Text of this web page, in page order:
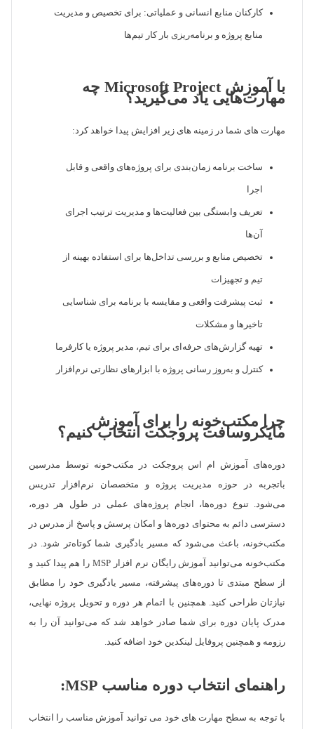
کارکنان منابع انسانی و عملیاتی: برای تخصیص و مدیریت
منابع پروژه و برنامه‌ریزی بار کار تیم‌ها
با آموزش Microsoft Project چه
مهارت‌هایی یاد می‌گیرید؟
مهارت های شما در زمینه های زیر افزایش پیدا خواهد کرد:
ساخت برنامه زمان‌بندی برای پروژه‌های واقعی و قابل
اجرا
تعریف وابستگی بین فعالیت‌ها و مدیریت ترتیب اجرای
آن‌ها
تخصیص منابع و بررسی تداخل‌ها برای استفاده بهینه از
تیم و تجهیزات
ثبت پیشرفت واقعی و مقایسه با برنامه برای شناسایی
تاخیرها و مشکلات
تهیه گزارش‌‌های حرفه‌ای برای تیم، مدیر پروژه یا کارفرما
کنترل و به‌روز رسانی پروژه با ابزارهای نظارتی نرم‌افزار
چرا مکتب‌خونه را برای آموزش
مایکروسافت پروجکت انتخاب کنیم؟
دوره‌های آموزش ام اس پروجکت در مکتب‌خونه توسط مدرسین
باتجربه در حوزه مدیریت پروژه و متخصصان نرم‌افزار تدریس
می‌شود. تنوع دوره‌ها، انجام پروژه‌های عملی در طول هر دوره،
دسترسی دائم به محتوای دوره‌ها و امکان پرسش و پاسخ از مدرس در
مکتب‌خونه، باعث می‌شود که مسیر یادگیری شما کوتاه‌تر شود. در
مکتب‌خونه می‌توانید آموزش رایگان نرم افزار MSP را هم پیدا کنید و
از سطح مبتدی تا دوره‌های پیشرفته، مسیر یادگیری خود را مطابق
نیازتان طراحی کنید. همچنین با اتمام هر دوره و تحویل پروژه نهایی،
مدرک پایان دوره برای شما صادر خواهد شد که می‌توانید آن را به
رزومه و همچنین پروفایل لینکدین خود اضافه کنید.
راهنمای انتخاب دوره مناسب MSP:
با توجه به سطح مهارت های خود می توانید آموزش مناسب را انتخاب